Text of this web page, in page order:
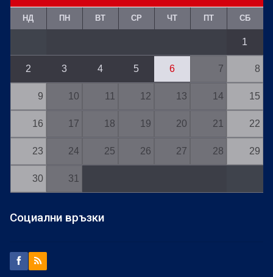
НД ПН ВТ СР ЧТ ПТ СБ
1
2 3 4 5 6 7 8
9 10 11 12 13 14 15
16 17 18 19 20 21 22
23 24 25 26 27 28 29
30 31
Социални връзки